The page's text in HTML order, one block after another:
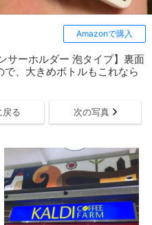
Amazonで購入
サーホルダー 泡タイプ】裏面
、大きめボトルもこれなら
戻る 次の写真